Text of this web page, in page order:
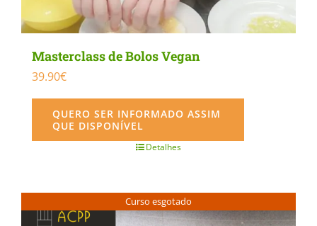
Masterclass de Bolos Vegan
39.90€
QUERO SER INFORMADO ASSIM
QUE DISPONÍVEL
Detalhes
Curso esgotado